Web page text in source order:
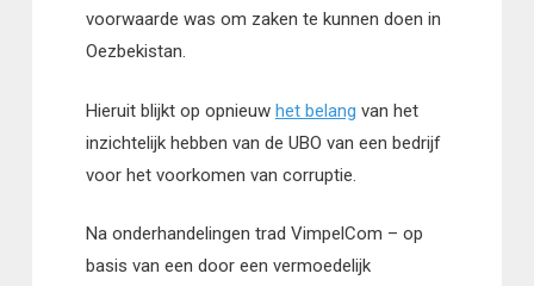
voorwaarde was om zaken te kunnen doen in
Oezbekistan.
Hieruit blijkt op opnieuw het belang van het
inzichtelijk hebben van de UBO van een bedrijf
voor het voorkomen van corruptie.
Na onderhandelingen trad VimpelCom – op
basis van een door een vermoedelijk